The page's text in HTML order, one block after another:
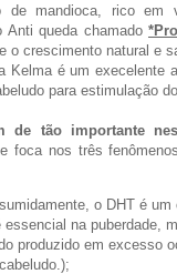
de mandioca, rico em
Anti queda chamado
o crescimento natural e
Kelma é um execelente
para estimulação
de tão importante
foca nos três
o DHT é
essencial na puberdade,
produzido em excesso